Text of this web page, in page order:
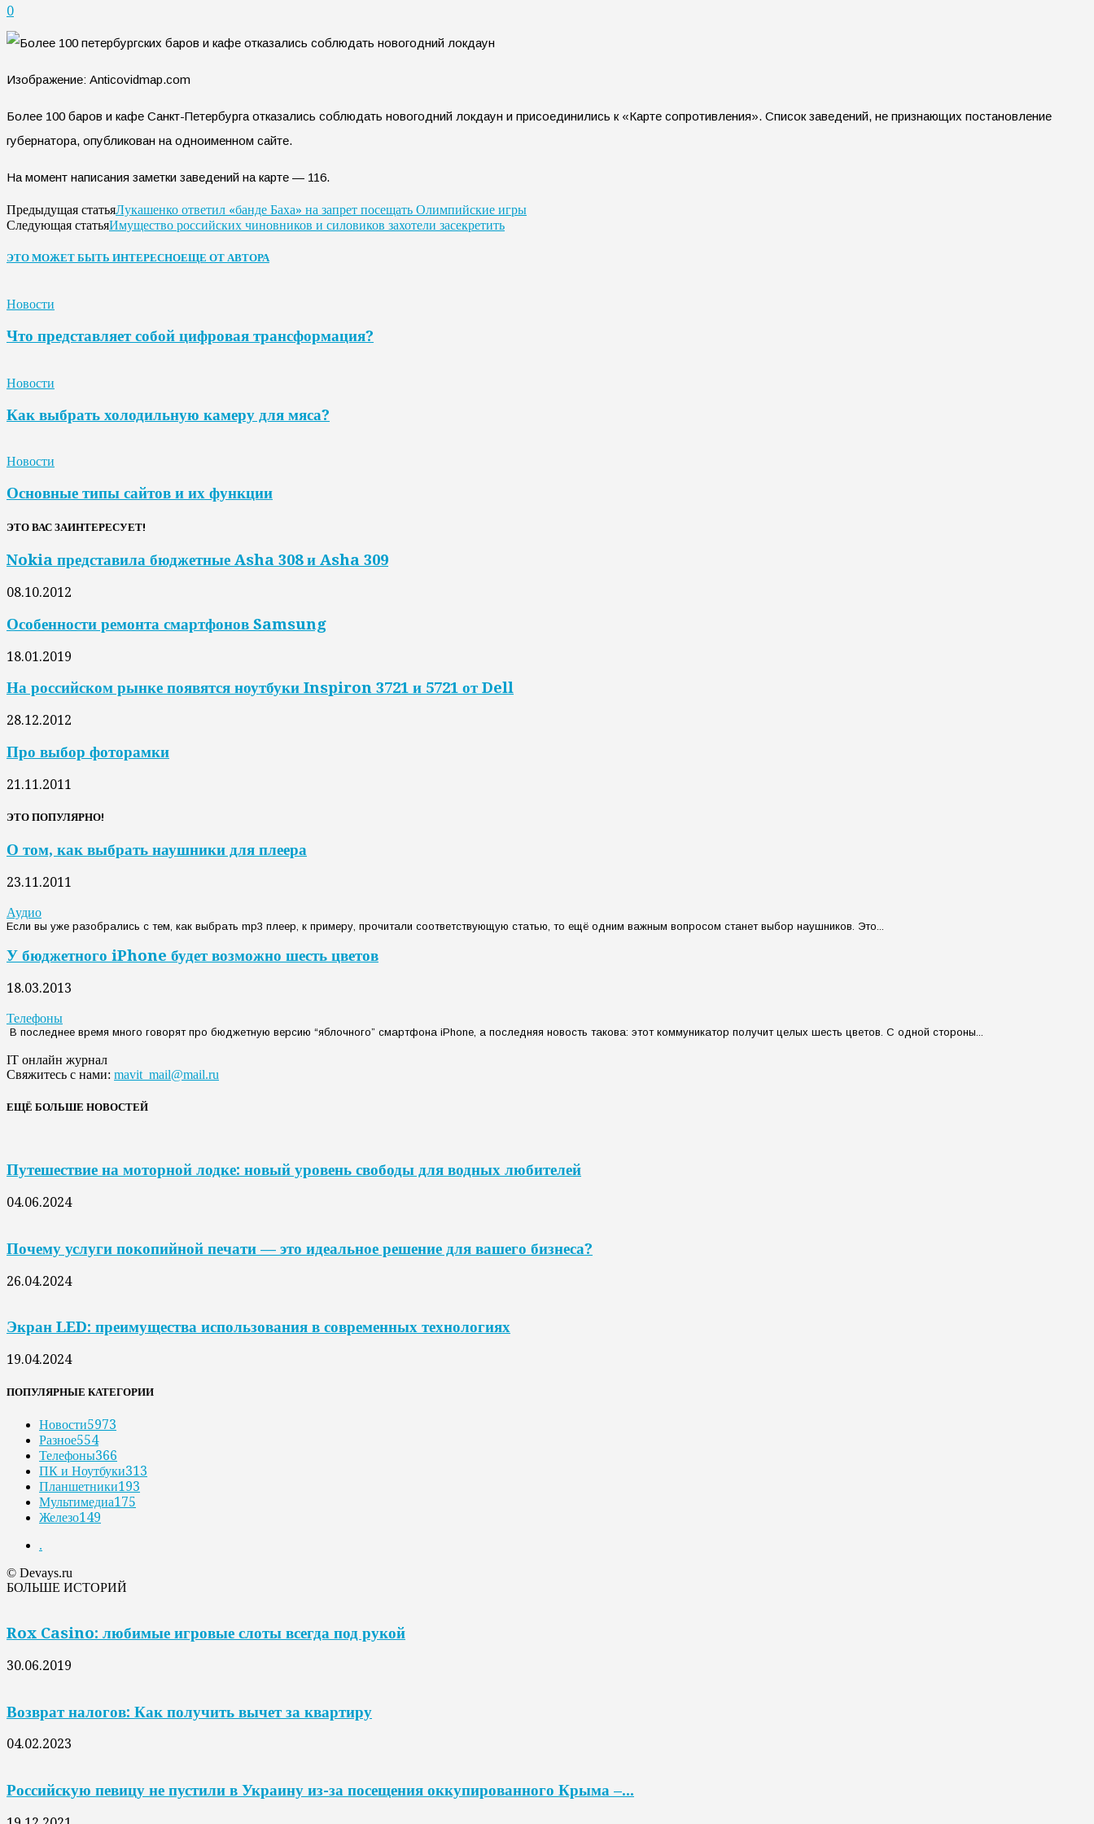
0
Изображение: Anticovidmap.com
Более 100 баров и кафе Санкт-Петербурга отказались соблюдать новогодний локдаун и присоединились к «Карте сопротивления». Список заведений, не признающих постановление
губернатора, опубликован на одноименном сайте.
На момент написания заметки заведений на карте — 116.
Предыдущая статьяЛукашенко ответил «банде Баха» на запрет посещать Олимпийские игры
Следующая статьяИмущество российских чиновников и силовиков захотели засекретить
ЭТО МОЖЕТ БЫТЬ ИНТЕРЕСНОЕЩЕ ОТ АВТОРА
Новости
Что представляет собой цифровая трансформация?
Новости
Как выбрать холодильную камеру для мяса?
Новости
Основные типы сайтов и их функции
ЭТО ВАС ЗАИНТЕРЕСУЕТ!
Nokia представила бюджетные Asha 308 и Asha 309
08.10.2012
Особенности ремонта смартфонов Samsung
18.01.2019
На российском рынке появятся ноутбуки Inspiron 3721 и 5721 от Dell
28.12.2012
Про выбор фоторамки
21.11.2011
ЭТО ПОПУЛЯРНО!
О том, как выбрать наушники для плеера
23.11.2011
Аудио
Если вы уже разобрались с тем, как выбрать mp3 плеер, к примеру, прочитали соответствующую статью, то ещё одним важным вопросом станет выбор наушников. Это...
У бюджетного iPhone будет возможно шесть цветов
18.03.2013
Телефоны
В последнее время много говорят про бюджетную версию “яблочного” смартфона iPhone, а последняя новость такова: этот коммуникатор получит целых шесть цветов. С одной стороны...
IT онлайн журнал
Свяжитесь с нами: mavit_mail@mail.ru
ЕЩЁ БОЛЬШЕ НОВОСТЕЙ
Путешествие на моторной лодке: новый уровень свободы для водных любителей
04.06.2024
Почему услуги покопийной печати — это идеальное решение для вашего бизнеса?
26.04.2024
Экран LED: преимущества использования в современных технологиях
19.04.2024
ПОПУЛЯРНЫЕ КАТЕГОРИИ
Новости5973
Разное554
Телефоны366
ПК и Ноутбуки313
Планшетники193
Мультимедиа175
Железо149
.
© Devays.ru
БОЛЬШЕ ИСТОРИЙ
Rox Casino: любимые игровые слоты всегда под рукой
30.06.2019
Возврат налогов: Как получить вычет за квартиру
04.02.2023
Российскую певицу не пустили в Украину из-за посещения оккупированного Крыма –...